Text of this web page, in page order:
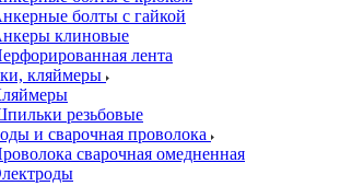
болты с гайкой
клиновые
лента
кляймеры
резьбовые
и сварочная проволока
сварочная омедненная